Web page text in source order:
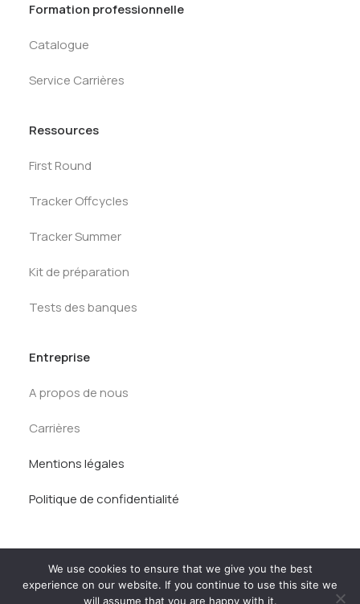
Formation professionnelle
Catalogue
Service Carrières
Ressources
First Round
Tracker Offcycles
Tracker Summer
Kit de préparation
Tests des banques
Entreprise
A propos de nous
Carrières
Mentions légales
Politique de confidentialité
We use cookies to ensure that we give you the best
experience on our website. If you continue to use this site we
will assume that you are happy with it.